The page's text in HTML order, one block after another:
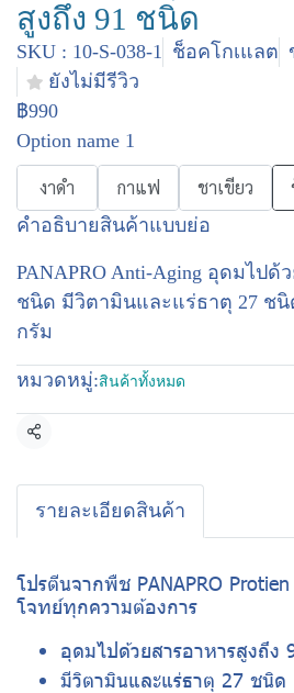
สูงถึง 91 ชนิด
SKU : 10-S-038-1 ช็อคโกเแลต
ยังไม่มีรีวิว
฿990
Option name 1
งาดำ กาแฟ ชาเขียว
คำอธิบายสินค้าแบบย่อ
PANAPRO Anti-Aging อุดมไปด้
ชนิด มีวิตามินและแร่ธาตุ 27 ชนิ
กรัม
หมวดหมู่:สินค้าทั้งหมด
แชร์
รายละเอียดสินค้า
โปรตีนจากพืช PANAPRO
โจทย์ทุกความต้องการ
อุดมไปด้วยสารอาหารสูงถึง
มีวิตามินและแร่ธาตุ 27 ชนิด